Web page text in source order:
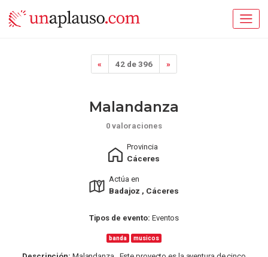
« 42 de 396 »
Malandanza
0 valoraciones
Provincia
Cáceres
Actúa en
Badajoz , Cáceres
Tipos de evento: Eventos
banda musicos